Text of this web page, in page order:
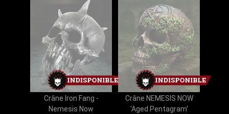
Crâne Iron Fang -
Nemesis Now
Crâne NEMESIS NOW
'Aged Pentagram'